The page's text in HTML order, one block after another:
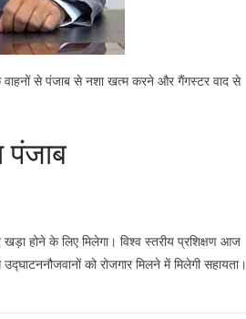
वाहनों से पंजाब से नशा खत्म करने और गैंगस्टर वाद से
पंजाब
होने के लिए मिलेगा। विश्व स्तरीय प्रशिक्षण आज
को रोजगार मिलने में मिलेगी सहायता।